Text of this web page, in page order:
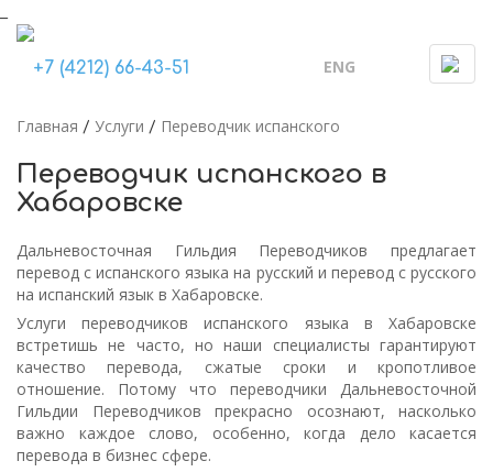
+7 (4212) 66-43-51 ENG
Главная / Услуги / Переводчик испанского
Переводчик испанского в
Хабаровске
Дальневосточная Гильдия Переводчиков предлагает
перевод с испанского языка на русский и перевод с русского
на испанский язык в Хабаровске.
Услуги переводчиков испанского языка в Хабаровске
встретишь не часто, но наши специалисты гарантируют
качество перевода, сжатые сроки и кропотливое
отношение. Потому что переводчики Дальневосточной
Гильдии Переводчиков прекрасно осознают, насколько
важно каждое слово, особенно, когда дело касается
перевода в бизнес сфере.